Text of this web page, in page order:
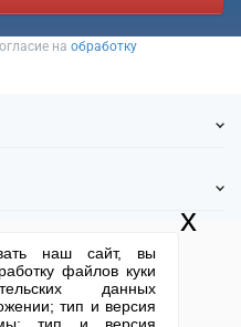
на обработку
mail@1-urist.ru
Спросить у юриста
наш сайт, вы
файлов куки
данных
тип и версия
x